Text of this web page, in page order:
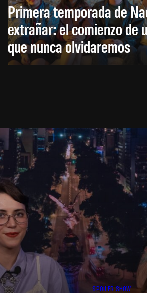
Primera temporada de
extrañar: el comienzo de
que nunca olvidaremos
SPOILER SHOW